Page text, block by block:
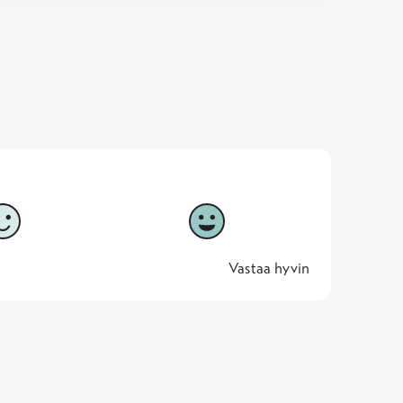
5
Vastaa hyvin
5 -
Vastaa hyvin